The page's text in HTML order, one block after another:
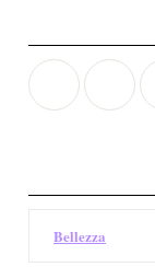
Bellezza